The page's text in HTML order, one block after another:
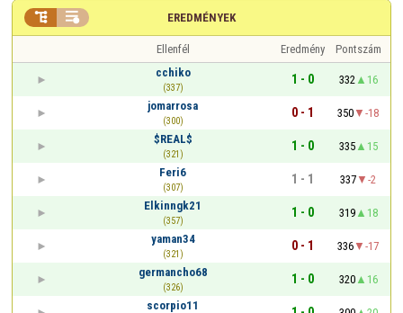
EREDMÉNYEK
 
Ellenfél Eredmény
Pontszám
cchiko
(337)
1 - 0 332
16
jomarrosa
(300)
0 - 1 350
-18
$REAL$
(321)
1 - 0 335
15
Feri6
(307)
1 - 1 337
-2
Elkinngk21
(357)
1 - 0 319
18
yaman34
(321)
0 - 1 336
-17
germancho68
(326)
1 - 0 320
16
scorpio11